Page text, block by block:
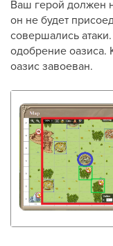
Ваш герой должен
он не будет
совершались
одобрение оазиса.
оазис завоеван.